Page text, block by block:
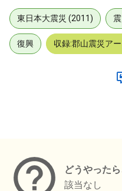
東日本大震災 (2011)
復興 収録:郡山震災ア
どうやった
該当なし